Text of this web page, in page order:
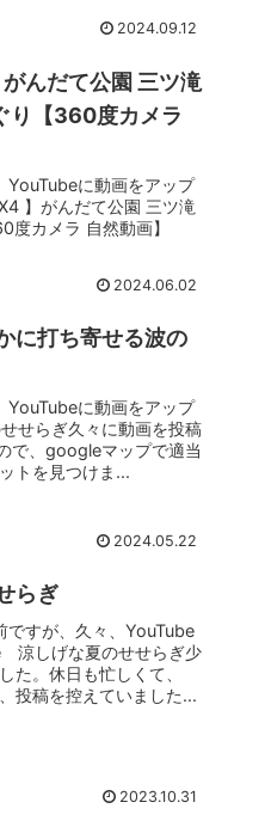
2024.09.12
んだて公園 三ツ滝
り【360度カメラ
に動画をアップ
】がんだて公園 三ツ滝
カメラ 自然動画】
2024.06.02
打ち寄せる波の
に動画をアップ
せらぎ久々に動画を投稿
で、googleマップで適当
トを見つけま...
2024.05.22
らぎ
すが、久々、YouTube
涼しげな夏のせせらぎ少
た。休日も忙しくて、
投稿を控えていました...
2023.10.31